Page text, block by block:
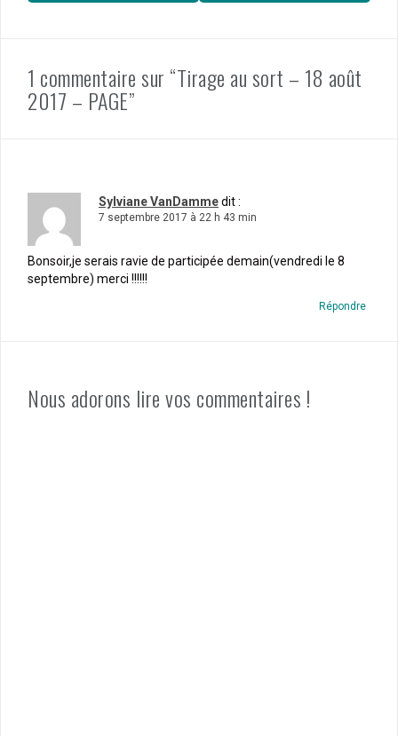
1 commentaire sur “Tirage au sort – 18 août
2017 – PAGE”
Sylviane VanDammedit :
7 septembre 2017 à 22 h 43 min
Bonsoir,je serais ravie de participée demain(vendredi le 8
septembre) merci !!!!!!
Répondre
Nous adorons lire vos commentaires !